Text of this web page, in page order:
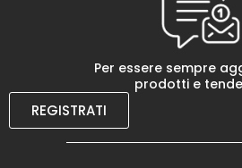
Per essere sempre
prodotti e
REGISTRATI